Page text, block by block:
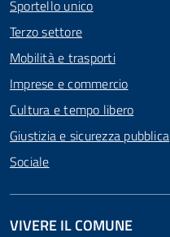
Sportello unico
Terzo settore
Mobilità e trasporti
Imprese e commercio
Cultura e tempo libero
Giustizia e sicurezza pubblica
Sociale
VIVERE IL COMUNE